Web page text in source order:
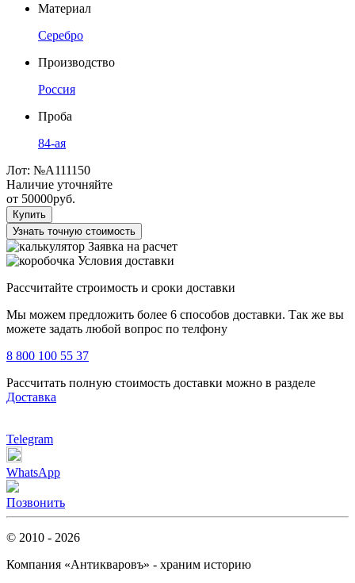
Материал
Серебро
Производство
Россия
Проба
84-ая
Лот: №А111150
Наличие уточняйте
от 50000руб.
Купить
Узнать точную стоимость
Заявка на расчет
Условия доставки
Рассчитайте строимость и сроки доставки
Мы можем предложить более 6 способов доставки. Так же вы
можете задать любой вопрос по телфону
8 800 100 55 37
Рассчитать полную стоимость доставки можно в разделе
Доставка
Telegram
WhatsApp
Позвонить
© 2010 - 2026
Компания «Антикваровъ» - храним историю